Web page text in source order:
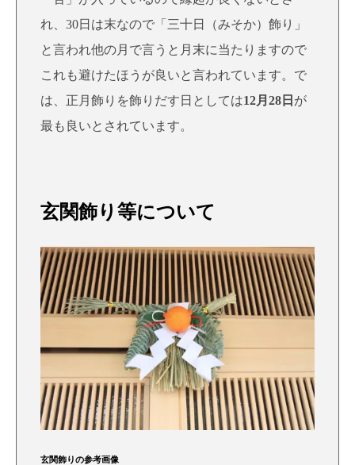
れ、30日は末なので「三十日（みそか）飾り」
と言われ他の月で言うと月末に当たりますので
これも避けたほうが良いと言われています。で
は、正月飾りを飾りだす日としては12月28日 が
最も良いとされています。
玄関飾り等について
玄関飾りの参考画像